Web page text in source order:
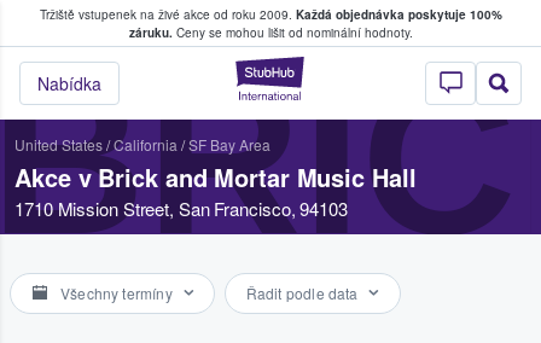
Tržiště vstupenek na živé akce od roku 2009. Každá objednávka poskytuje 100%
záruku.Ceny se mohou lišit od nominální hodnoty.
StubHub –
Nabídka
kde fanoušci kupují a prodávají vstupenky
United States/California /SF Bay Area
Akce v Brick and Mortar Music Hall
1710 Mission Street, San Francisco, 94103
Všechny termíny Řadit podle data